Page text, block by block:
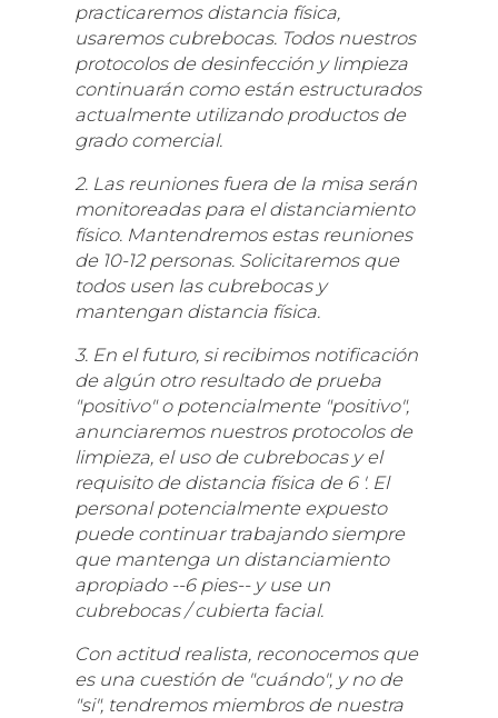
practicaremos distancia física,
usaremos cubrebocas. Todos nuestros
protocolos de desinfección y limpieza
continuarán como están estructurados
actualmente utilizando productos de
grado comercial.
2. Las reuniones fuera de la misa serán
monitoreadas para el distanciamiento
físico. Mantendremos estas reuniones
de 10-12 personas. Solicitaremos que
todos usen las cubrebocas y
mantengan distancia física.
3. En el futuro, si recibimos notificación
de algún otro resultado de prueba
"positivo" o potencialmente "positivo",
anunciaremos nuestros protocolos de
limpieza, el uso de cubrebocas y el
requisito de distancia física de 6 '. El
personal potencialmente expuesto
puede continuar trabajando siempre
que mantenga un distanciamiento
apropiado --6 pies-- y use un
cubrebocas / cubierta facial.
Con actitud realista, reconocemos que
es una cuestión de "cuándo", y no de
"si", tendremos miembros de nuestra